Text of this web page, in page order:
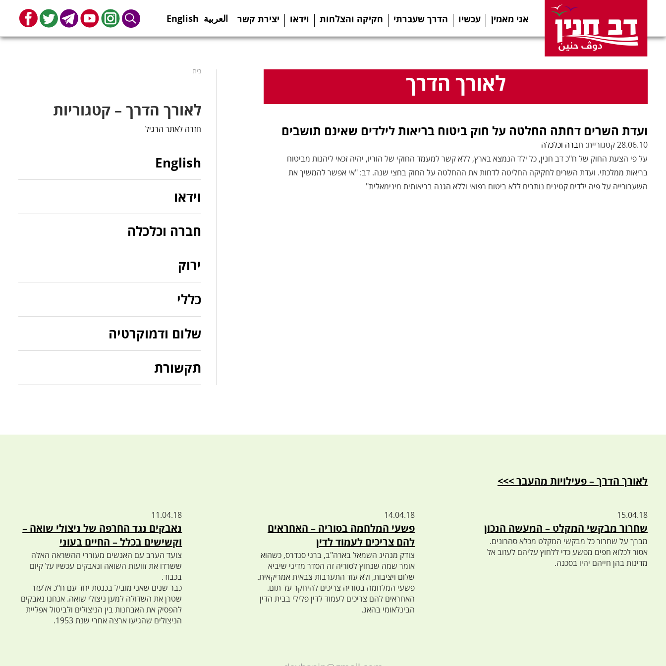
אני מאמין עכשיו הדרך שעברתי חקיקה והצלחות וידאו יצירת קשר العربية English
Search
Instagram
Youtube
Telegram
Twitter
לאורך הדרך
ועדת השרים דחתה החלטה על חוק ביטוח בריאות לילדים שאינם תושבים
28.06.10 קטגוריית:
חברה וכלכלה
על פי הצעת החוק של ח"כ דב חנין, כל ילד הנמצא בארץ, ללא קשר למעמד החוקי של הוריו, יהיה זכאי ליהנות מביטוח
בריאות ממלכתי. ועדת השרים לחקיקה החליטה לדחות את ההחלטה על החוק בחצי שנה. דב: "אי אפשר להמשיך את
השערורייה על פיה ילדים קטינים נותרים ללא ביטוח רפואי וללא הגנה בריאותית מינימאלית"
בית
לאורך הדרך – קטגוריות
חזרה לאתר הרגיל
English
וידאו
חברה וכלכלה
ירוק
כללי
שלום ודמוקרטיה
תקשורת
לאורך הדרך – פעילויות מהעבר >>>
15.04.18
שחרור מבקשי המקלט – המעשה הנכון
מברך על שחרור כל מבקשי המקלט מכלא סהרונים.
אסור לכלוא חפים מפשע כדי ללחוץ עליהם לעזוב אל
מדינות בהן חייהם יהיו בסכנה.
14.04.18
פשעי המלחמה בסוריה – האחראים
להם צריכים לעמוד לדין
צודק מנהיג השמאל בארה"ב, ברני סנדרס, כשהוא
אומר שמה שנחוץ לסוריה זה הסדר מדיני שיביא
שלום ויציבות, ולא עוד התערבות צבאית אמריקאית.
פשעי המלחמה בסוריה צריכים להיחקר עד תום.
האחראים להם צריכים לעמוד לדין פלילי בבית הדין
הבינלאומי בהאג.
11.04.18
נאבקים נגד החרפה של ניצולי שואה –
וקשישים בכלל – החיים בעוני
צועד הערב עם האנשים מעוררי ההשראה האלה
ששרדו את זוועות השואה ונאבקים עכשיו על קיום
בכבוד.
כבר שנים שאני מוביל בכנסת יחד עם ח"כ אלעזר
שטרן את השדולה למען ניצולי שואה. אנחנו נאבקים
להפסיק את האבחנות בין הניצולים ולביטול אפליית
הניצולים שהגיעו ארצה אחרי שנת 1953.